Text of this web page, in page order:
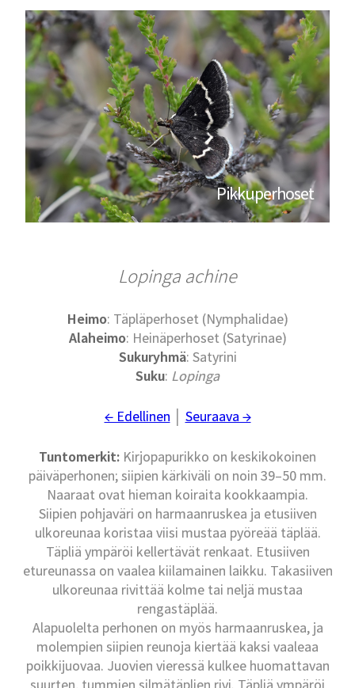
Pikkuperhoset
Lopinga achine
Heimo: Täpläperhoset (Nymphalidae)
Alaheimo: Heinäperhoset (Satyrinae)
Sukuryhmä: Satyrini
Suku: Lopinga
← Edellinen Seuraava →
Tuntomerkit: Kirjopapurikko on keskikokoinen
päiväperhonen; siipien kärkiväli on noin 39–50 mm.
Naaraat ovat hieman koiraita kookkaampia.
Siipien pohjaväri on harmaanruskea ja etusiiven
ulkoreunaa koristaa viisi mustaa pyöreää täplää.
Täpliä ympäröi kellertävät renkaat. Etusiiven
etureunassa on vaalea kiilamainen laikku. Takasiiven
ulkoreunaa rivittää kolme tai neljä mustaa
rengastäplää.
Alapuolelta perhonen on myös harmaanruskea, ja
molempien siipien reunoja kiertää kaksi vaaleaa
poikkijuovaa. Juovien vieressä kulkee huomattavan